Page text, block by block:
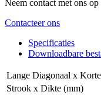
Neem contact met ons
Contacteer ons
Specificaties
Downloadbare
Lange Diagonaal x
Strook x Dikte (mm)